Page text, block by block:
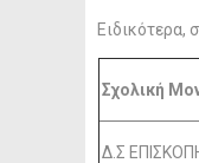
Ειδικότερα,
Σχολική
Δ.Σ